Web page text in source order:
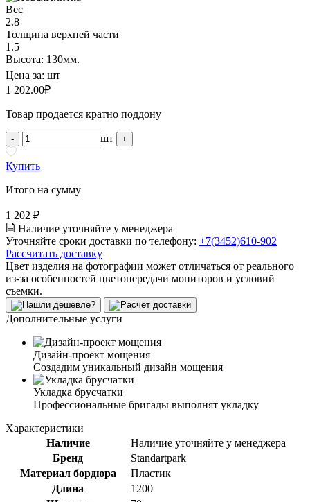
Вес
2.8
Толщина верхней части
1.5
Высота: 130мм.
Цена за: шт
1 202.00₽
Товар продается кратно поддону
- шт +
Купить
Итого на сумму
1 202 ₽
Наличие уточняйте у менеджера
Уточняйте сроки доставки по телефону: +7(3452)610-902
Рассчитать доставку
Цвет изделия на фотографии может отличаться от реального
из-за особенностей цветопередачи мониторов и условий
съемки.
Дополнительные услуги
Дизайн-проект мощения
Создадим уникальный дизайн мощения
Укладка брусчатки
Профессиональные бригады выполнят укладку
Характеристики
Наличие
Наличие уточняйте у менеджера
Бренд
Standartpark
Материал бордюра
Пластик
Длина
1200